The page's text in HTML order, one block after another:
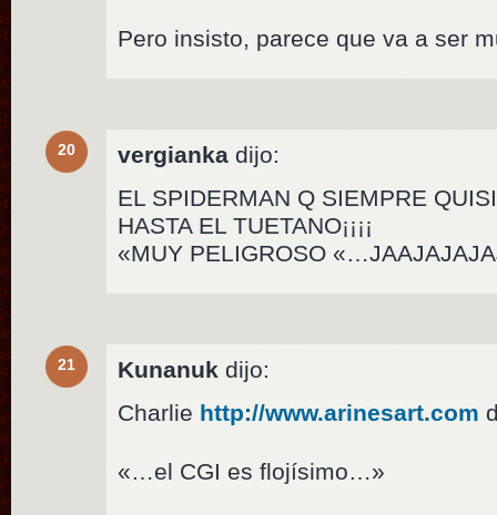
Pero insisto, parece que va a ser
20 vergianka dijo:
EL SPIDERMAN Q SIEMPRE
HASTA EL TUETANO¡¡¡¡
«MUY PELIGROSO
21 Kunanuk dijo:
Charlie http://www.arinesart.com
«…el CGI es flojísimo…»